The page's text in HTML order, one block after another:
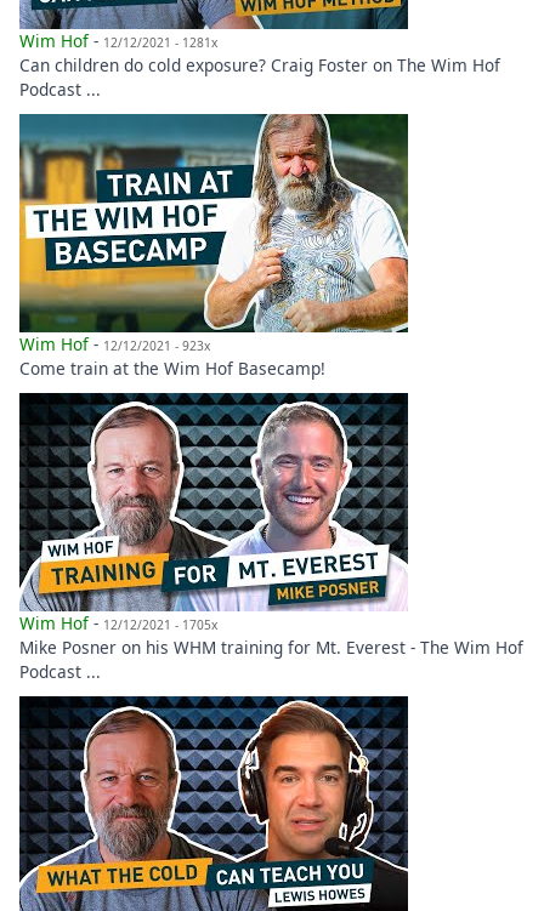
Wim Hof- 12/12/2021 - 1281x
Can children do cold exposure? Craig Foster on The Wim Hof
Podcast ...
Wim Hof- 12/12/2021 - 923x
Come train at the Wim Hof Basecamp!
Wim Hof- 12/12/2021 - 1705x
Mike Posner on his WHM training for Mt. Everest - The Wim Hof
Podcast ...